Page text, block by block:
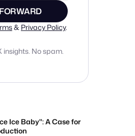
& Privacy Policy.
insights. No spam.
Ice Baby": A Case for